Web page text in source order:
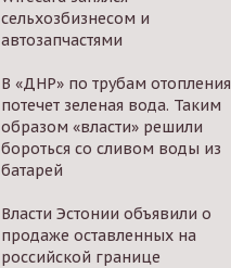
сельхозбизнесом и
автозапчастями
В «ДНР» по трубам отопления
потечет зеленая вода. Таким
образом «власти» решили
бороться со сливом воды из
батарей
Власти Эстонии объявили о
продаже оставленных на
российской границе